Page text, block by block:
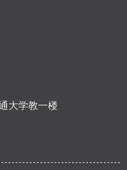
大学教一楼